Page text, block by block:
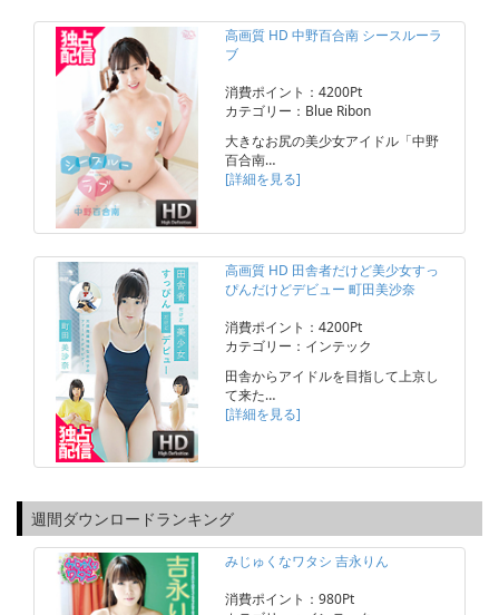
高画質 HD 中野百合南 シースルーラ
ブ
消費ポイント：4200Pt
カテゴリー：Blue Ribon
大きなお尻の美少女アイドル「中野
百合南…
[詳細を見る]
高画質 HD 田舎者だけど美少女すっ
ぴんだけどデビュー 町田美沙奈
消費ポイント：4200Pt
カテゴリー：インテック
田舎からアイドルを目指して上京し
て来た…
[詳細を見る]
週間ダウンロードランキング
みじゅくなワタシ 吉永りん
消費ポイント：980Pt